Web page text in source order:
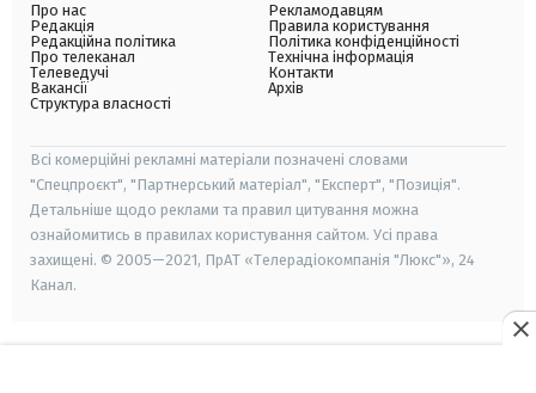
Про нас
Редакція
Редакційна політика
Про телеканал
Телеведучі
Вакансії
Структура власності
Рекламодавцям
Правила користування
Політика конфіденційності
Технічна інформація
Контакти
Архів
Всі комерційні рекламні матеріали позначені словами
"Спецпроєкт", "Партнерський матеріал", "Експерт", "Позиція".
Детальніше щодо реклами та правил цитування можна
ознайомитись в правилах користування сайтом. Усі права
захищені. © 2005—2021, ПрАТ «Телерадіокомпанія "Люкс"», 24
Канал.